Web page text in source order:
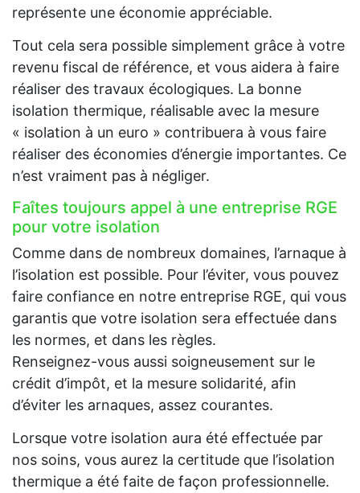
représente une économie appréciable.
Tout cela sera possible simplement grâce à votre
revenu fiscal de référence, et vous aidera à faire
réaliser des travaux écologiques. La bonne
isolation thermique, réalisable avec la mesure
« isolation à un euro » contribuera à vous faire
réaliser des économies d’énergie importantes. Ce
n’est vraiment pas à négliger.
Faîtes toujours appel à une entreprise RGE
pour votre isolation
Comme dans de nombreux domaines, l’arnaque à
l’isolation est possible. Pour l’éviter, vous pouvez
faire confiance en notre entreprise RGE, qui vous
garantis que votre isolation sera effectuée dans
les normes, et dans les règles.
Renseignez-vous aussi soigneusement sur le
crédit d’impôt, et la mesure solidarité, afin
d’éviter les arnaques, assez courantes.
Lorsque votre isolation aura été effectuée par
nos soins, vous aurez la certitude que l’isolation
thermique a été faite de façon professionnelle.